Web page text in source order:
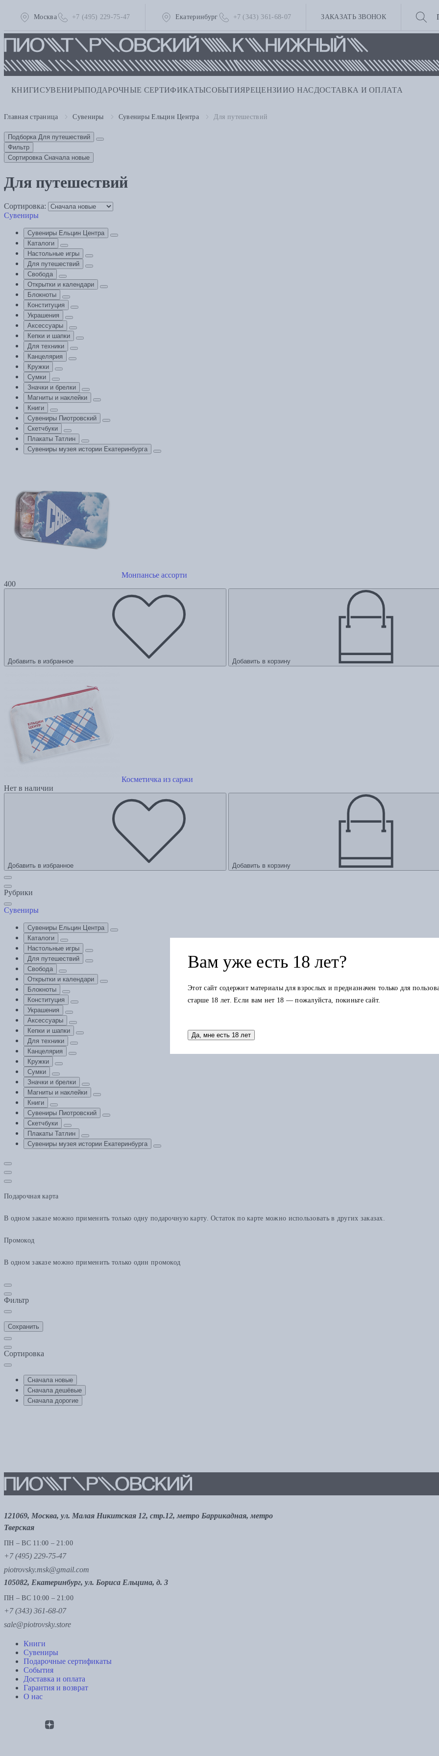
Москва +7 (495) 229-75-47 Екатеринбург +7 (343) 361-68-07 ЗАКАЗАТЬ ЗВОНОК
КНИГИСУВЕНИРЫПОДАРОЧНЫЕ СЕРТИФИКАТЫСОБЫТИЯРЕЦЕНЗИИО НАС ДОСТАВКА И ОПЛАТА
Главная страница Сувениры Сувениры Ельцин Центра Для путешествий
Подборка Для путешествий
Фильтр
Сортировка Сначала новые
Для путешествий
Сортировка:
Сувениры
Сувениры Ельцин Центра
Каталоги
Настольные игры
Для путешествий
Свобода
Открытки и календари
Блокноты
Конституция
Украшения
Аксессуары
Кепки и шапки
Для техники
Канцелярия
Кружки
Сумки
Значки и брелки
Магниты и наклейки
Книги
Сувениры Пиотровский
Скетчбуки
Плакаты Татлин
Сувениры музея истории Екатеринбурга
Монпансье ассорти
400
Добавить в избранное Добавить в корзину
Косметичка из саржи
Нет в наличии
Добавить в избранное Добавить в корзину
Рубрики
Сувениры
Сувениры Ельцин Центра
Каталоги
Настольные игры
Для путешествий
Свобода
Открытки и календари
Блокноты
Конституция
Украшения
Аксессуары
Кепки и шапки
Для техники
Канцелярия
Кружки
Сумки
Значки и брелки
Магниты и наклейки
Книги
Сувениры Пиотровский
Скетчбуки
Плакаты Татлин
Сувениры музея истории Екатеринбурга
Подарочная карта
В одном заказе можно применить только одну подарочную карту. Остаток по карте можно использовать в других заказах.
Промокод
В одном заказе можно применить только один промокод
Фильтр
Сохранить
Сортировка
Сначала новые
Сначала дешёвые
Сначала дорогие
121069, Москва, ул. Малая Никитская 12, стр.12, метро Баррикадная, метро
Тверская
ПН – ВС 11:00 – 21:00
+7 (495) 229-75-47
piotrovsky.msk@gmail.com
105082, Екатеринбург, ул. Бориса Ельцина, д. 3
ПН – ВС 10:00 – 21:00
+7 (343) 361-68-07
sale@piotrovsky.store
Книги
Сувениры
Подарочные сертификаты
События
Доставка и оплата
Гарантия и возврат
О нас
Вам уже есть 18 лет?
Этот сайт содержит материалы для взрослых и предназначен только для
старше 18 лет. Если вам нет 18 — пожалуйста, покиньте сайт.
Да, мне есть 18 лет